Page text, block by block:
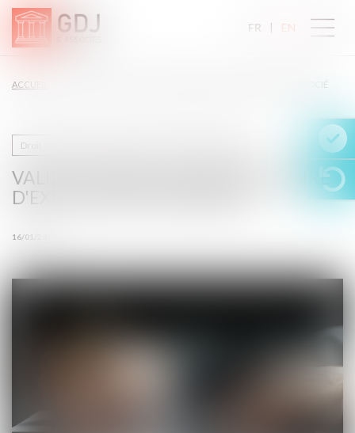
FR EN
ACCUEIL VALIDITÉ D'UNE CLAUSE STATUTAIRE D'EXCLUSION D'UN ASSOCIÉ
VALIDITÉ D'UNE CLAUSE STATUTAIRE
D'EXCLUSION D'UN ASSOCIÉ
16/01/2019
Droit des sociétés commerciales et professionnelles